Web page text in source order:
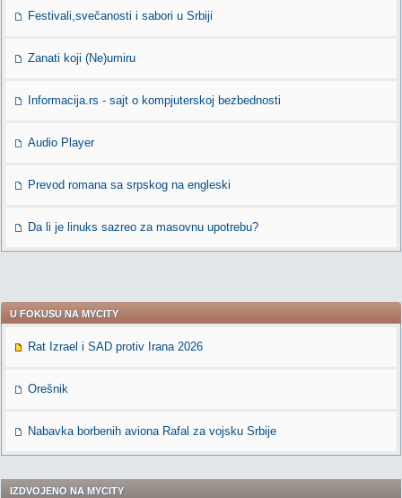
Festivali,svečanosti i sabori u Srbiji
Zanati koji (Ne)umiru
Informacija.rs - sajt o kompjuterskoj bezbednosti
Audio Player
Prevod romana sa srpskog na engleski
Da li je linuks sazreo za masovnu upotrebu?
U FOKUSU NA MYCITY
Rat Izrael i SAD protiv Irana 2026
Orešnik
Nabavka borbenih aviona Rafal za vojsku Srbije
IZDVOJENO NA MYCITY